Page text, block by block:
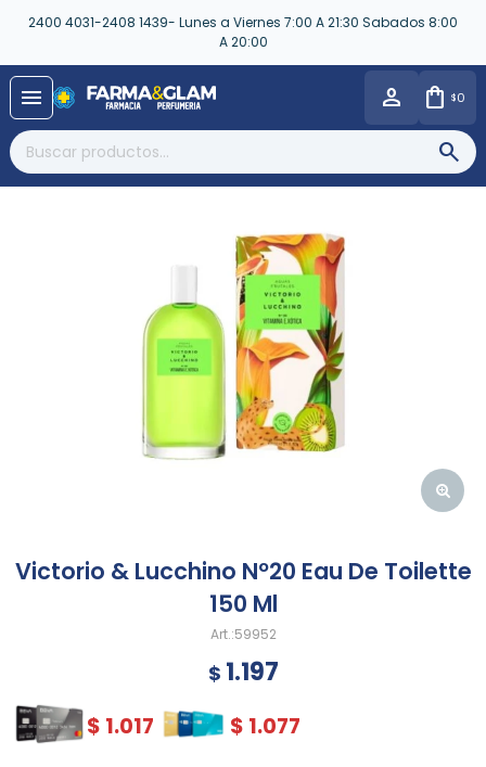
2400 4031-2408 1439- Lunes a Viernes 7:00 A 21:30 Sabados 8:00
A 20:00
menu $0
Victorio & Lucchino Nº20 Eau De Toilette
150 Ml
59952
$ 1.197
$ 1.017 $ 1.077